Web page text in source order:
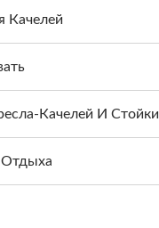
Качелей
Качелей И Стойки